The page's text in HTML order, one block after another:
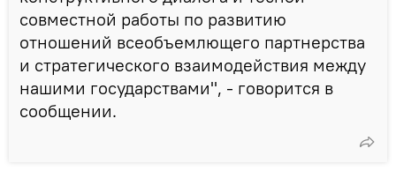
совместной работы по развитию
отношений всеобъемлющего партнерства
и стратегического взаимодействия между
нашими государствами", - говорится в
сообщении.